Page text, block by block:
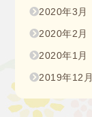
2020年3月
2020年2月
2020年1月
2019年12月